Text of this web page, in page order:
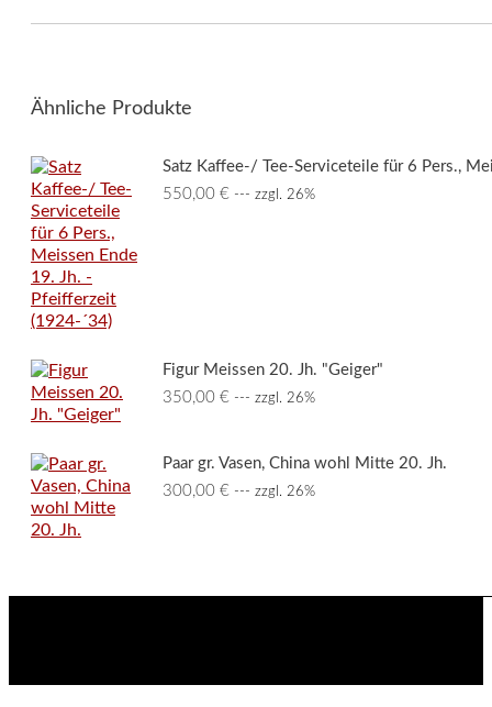
Ähnliche Produkte
Satz Kaffee-/ Tee-Serviceteile für 6 Pers.,
550,00 € --- zzgl. 26%
Figur Meissen 20. Jh. "Geiger"
350,00 € --- zzgl. 26%
Paar gr. Vasen, China wohl Mitte 20. Jh.
300,00 € --- zzgl. 26%